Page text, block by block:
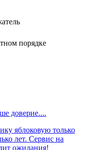
порядке
доверие....
яблоковую только
лет. Сервис на
ожидания!